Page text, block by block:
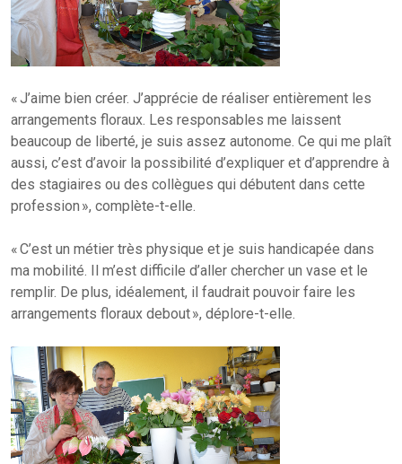
« J’aime bien créer. J’apprécie de réaliser entièrement les
arrangements floraux. Les responsables me laissent
beaucoup de liberté, je suis assez autonome. Ce qui me plaît
aussi, c’est d’avoir la possibilité d’expliquer et d’apprendre à
des stagiaires ou des collègues qui débutent dans cette
profession », complète-t-elle.
« C’est un métier très physique et je suis handicapée dans
ma mobilité. Il m’est difficile d’aller chercher un vase et le
remplir. De plus, idéalement, il faudrait pouvoir faire les
arrangements floraux debout », déplore-t-elle.